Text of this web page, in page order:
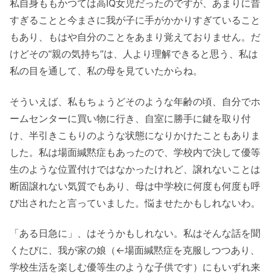
私自身ももかつては高IQ女児だったのですが、あまりに昔
すぎることと今まさに我が子に手がかかりすぎていること
もあり、もはや自分のことをあまり覚えておりません。だ
けどその“親の気持ち”は、人より理解できると思う、私は
私の目を通して、私の母を見ていたからね。
そういえば、私もちょうどそのような年齢の頃、自分でホ
ームセンターに買い物に行き、自室に勝手に鍵を取り付
け、半引きこもりのような状態になりかけたこともありま
した。私は場面緘黙症もあったので、学校内で決して優等
生のような位置付けではなかったけれど、譲れないことは
断固譲れない気質でもあり、母は中学校に何度も何度も呼
び出されたと言っていました。悩ませたかもしれないわ。
「ある日急に」、はそうかもしれない。私はそんな話を聞
くたびに、我が家の娘（←場面緘黙症を克服しつつあり、
学校生活を楽しむ優等生のような子供です）にもいずれ来